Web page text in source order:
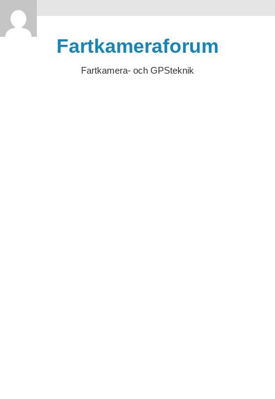
Hoppa
till
Fartkameraforum
Fartkamera- och GPSteknik